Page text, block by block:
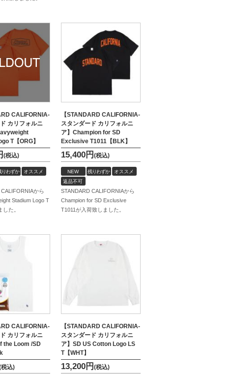
CALIFORNIA-
カリフォルニ
T【ORG】
(税込)
りわずか
オススメ
から
Stadium Logo T
た。
【STANDARD CALIFORNIA-
スタンダード カリフォルニ
ア】Champion for SD
Exclusive T1011【BLK】
15,400円 (税込)
NEW 残りわずか
オススメ
返品不可
STANDARD CALIFORNIAから
Champion for SD Exclusive
T1011が入荷致しました。
CALIFORNIA-
カリフォルニ
the Loom /SD
税込)
【STANDARD CALIFORNIA-
スタンダード カリフォルニ
ア】SD US Cotton Logo LS
T【WHT】
13,200円 (税込)